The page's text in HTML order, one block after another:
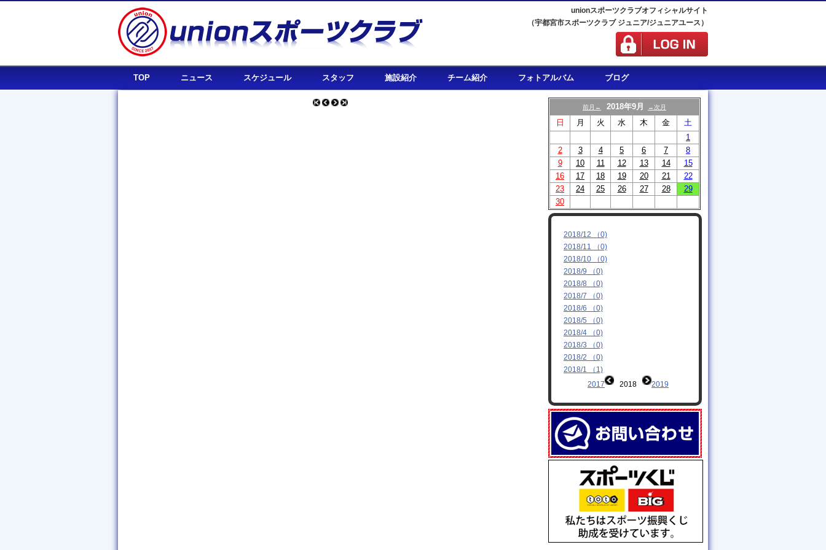
unionスポーツクラブオフィシャルサイト
（宇都宮市スポーツクラブ ジュニア/ジュニアユース）
TOP ニュース スケジュール スタッフ 施設紹介 チーム紹介 フォトアルバム ブログ
前月← 2018年9月 →次月
日 月 火 水 木 金
土
1
2
3 4 5 6 7
8
9
10 11 12 13 14
15
16
17 18 19 20 21
22
23
24 25 26 27 28
29
30
2018/12 （0)
2018/11 （0)
2018/10 （0)
2018/9 （0)
2018/8 （0)
2018/7 （0)
2018/6 （0)
2018/5 （0)
2018/4 （0)
2018/3 （0)
2018/2 （0)
2018/1 （1)
2017
2018 2019